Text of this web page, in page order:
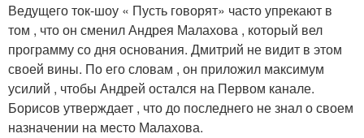
Ведущего ток-шоу « Пусть говорят» часто упрекают в
том , что он сменил Андрея Малахова , который вел
программу со дня основания. Дмитрий не видит в этом
своей вины. По его словам , он приложил максимум
усилий , чтобы Андрей остался на Первом канале.
Борисов утверждает , что до последнего не знал о своем
назначении на место Малахова.